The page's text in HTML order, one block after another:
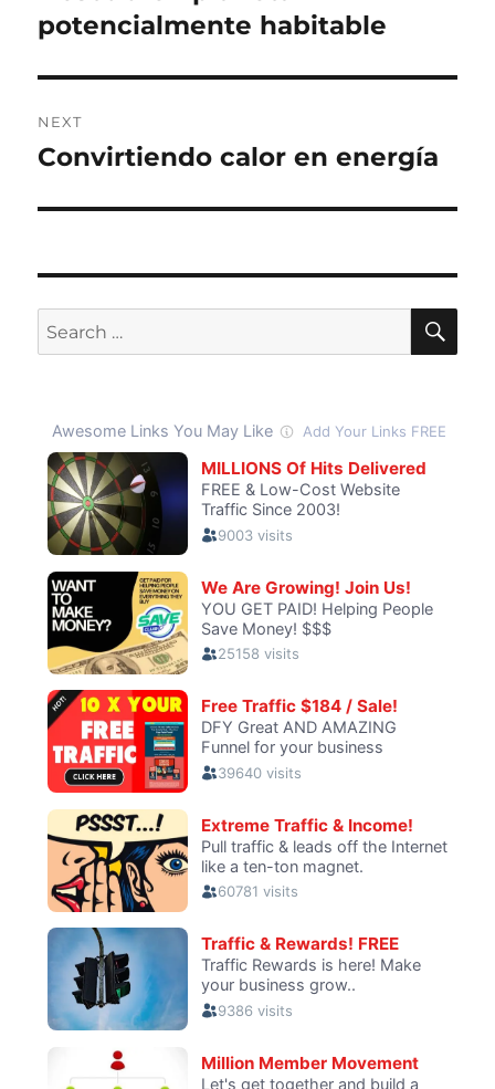
post:
potencialmente habitable
NEXT
Next
Convirtiendo calor en energía
Search
for: